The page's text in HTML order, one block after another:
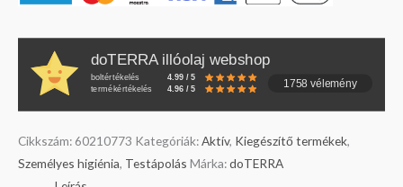
doTERRA illóolaj webshop
boltértékelés 4.99 / 5
termékértékelés 4.96 / 5 1758 vélemény
Cikkszám: 60210773 Kategóriák:Aktív, Kiegészítő termékek,
Személyes higiénia, Testápolás Márka:doTERRA